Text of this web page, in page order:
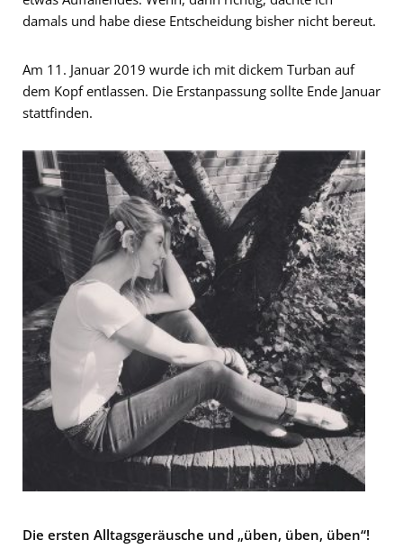
damals und habe diese Entscheidung bisher nicht bereut.
Am 11. Januar 2019 wurde ich mit dickem Turban auf
dem Kopf entlassen. Die Erstanpassung sollte Ende Januar
stattfinden.
Die ersten Alltagsgeräusche und „üben, üben, üben“!